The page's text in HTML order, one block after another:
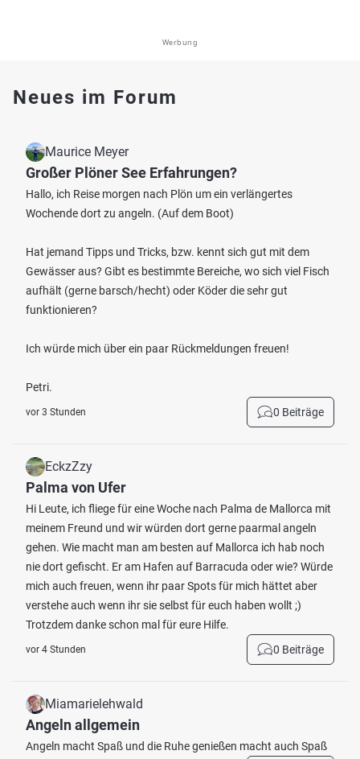
Werbung
Neues im Forum
Maurice Meyer
Großer Plöner See Erfahrungen?
Hallo, ich Reise morgen nach Plön um ein verlängertes
Wochende dort zu angeln. (Auf dem Boot)
Hat jemand Tipps und Tricks, bzw. kennt sich gut mit dem
Gewässer aus? Gibt es bestimmte Bereiche, wo sich viel Fisch
aufhält (gerne barsch/hecht) oder Köder die sehr gut
funktionieren?
Ich würde mich über ein paar Rückmeldungen freuen!
Petri.
vor 3 Stunden 0 Beiträge
EckzZzy
Palma von Ufer
Hi Leute, ich fliege für eine Woche nach Palma de Mallorca mit
meinem Freund und wir würden dort gerne paarmal angeln
gehen. Wie macht man am besten auf Mallorca ich hab noch
nie dort gefischt. Er am Hafen auf Barracuda oder wie? Würde
mich auch freuen, wenn ihr paar Spots für mich hättet aber
verstehe auch wenn ihr sie selbst für euch haben wollt ;)
Trotzdem danke schon mal für eure Hilfe.
vor 4 Stunden 0 Beiträge
Miamarielehwald
Angeln allgemein
Angeln macht Spaß und die Ruhe genießen macht auch Spaß